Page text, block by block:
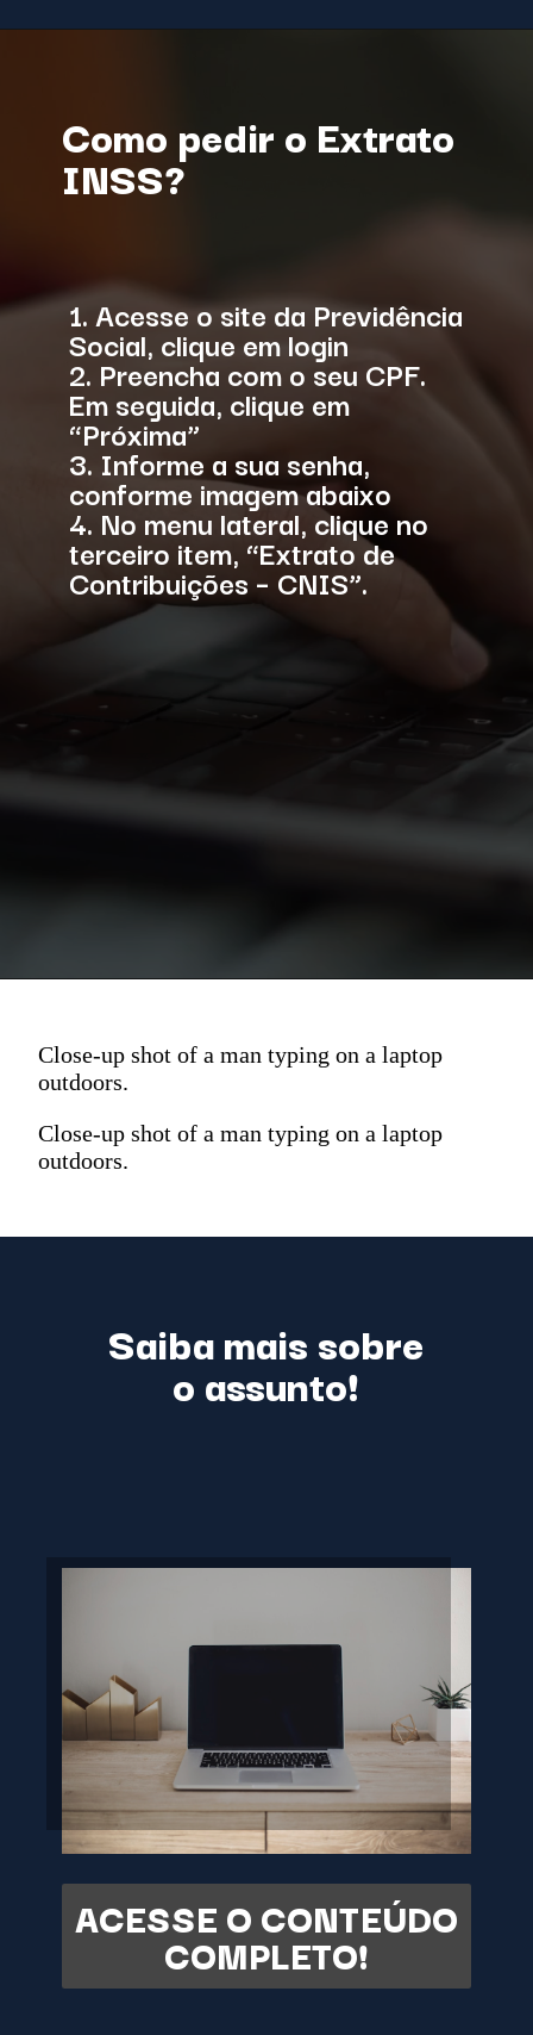
Como pedir o Extrato
INSS?
1. Acesse o site da Previdência
Social, clique em login
2. Preencha com o seu CPF.
Em seguida, clique em
“Próxima”
3. Informe a sua senha,
conforme imagem abaixo
4. No menu lateral, clique no
terceiro item, “Extrato de
Contribuições – CNIS”.
Close-up shot of a man typing on a laptop
outdoors.
Close-up shot of a man typing on a laptop
outdoors.
Saiba mais sobre
o assunto!
ACESSE O CONTEÚDO
COMPLETO!